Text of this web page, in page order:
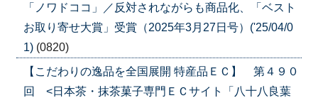
「ノワドココ」／反対されながらも商品化、「ベスト
お取り寄せ大賞」受賞（2025年3月27日号）('25/04/0
1) (0820)
【こだわりの逸品を全国展開 特産品ＥＣ】 第４９０
回 <日本茶・抹茶菓子専門ＥＣサイト「八十八良葉